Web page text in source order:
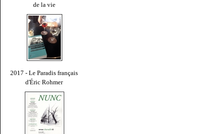
de la vie
2017 - Le Paradis français
d'Éric Rohmer